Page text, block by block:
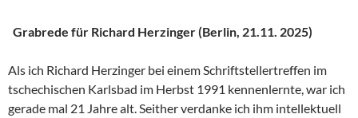
Grabrede für Richard Herzinger (Berlin, 21.11. 2025)
Als ich Richard Herzinger bei einem Schriftstellertreffen im
tschechischen Karlsbad im Herbst 1991 kennenlernte, war ich
gerade mal 21 Jahre alt. Seither verdanke ich ihm intellektuell